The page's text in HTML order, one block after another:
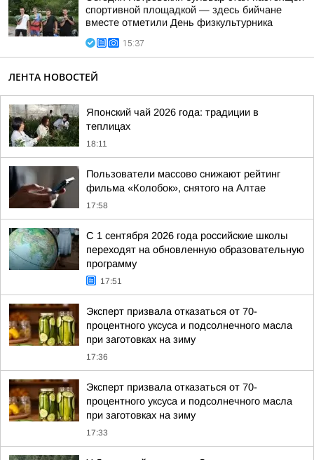
спортивной площадкой — здесь бийчане
вместе отметили День физкультурника
15:37
ЛЕНТА НОВОСТЕЙ
Японский чай 2026 года: традиции в
теплицах
18:11
Пользователи массово снижают рейтинг
фильма «Колобок», снятого на Алтае
17:58
С 1 сентября 2026 года российские школы
переходят на обновленную образовательную
программу
17:51
Эксперт призвала отказаться от 70-
процентного уксуса и подсолнечного масла
при заготовках на зиму
17:36
Эксперт призвала отказаться от 70-
процентного уксуса и подсолнечного масла
при заготовках на зиму
17:33